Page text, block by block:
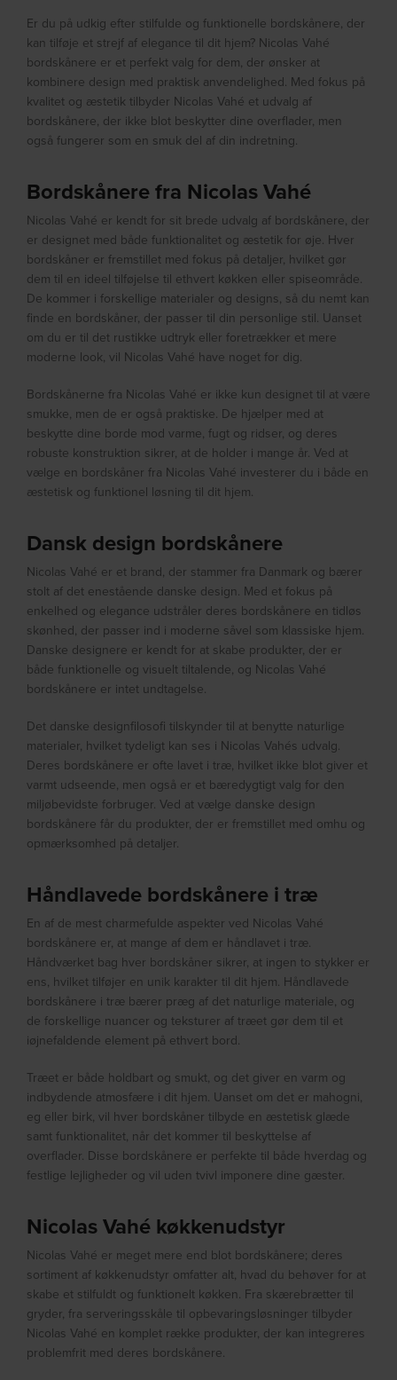
Er du på udkig efter stilfulde og funktionelle bordskånere, der
kan tilføje et strejf af elegance til dit hjem? Nicolas Vahé
bordskånere er et perfekt valg for dem, der ønsker at
kombinere design med praktisk anvendelighed. Med fokus på
kvalitet og æstetik tilbyder Nicolas Vahé et udvalg af
bordskånere, der ikke blot beskytter dine overflader, men
også fungerer som en smuk del af din indretning.
Bordskånere fra Nicolas Vahé
Nicolas Vahé er kendt for sit brede udvalg af bordskånere, der
er designet med både funktionalitet og æstetik for øje. Hver
bordskåner er fremstillet med fokus på detaljer, hvilket gør
dem til en ideel tilføjelse til ethvert køkken eller spiseområde.
De kommer i forskellige materialer og designs, så du nemt kan
finde en bordskåner, der passer til din personlige stil. Uanset
om du er til det rustikke udtryk eller foretrækker et mere
moderne look, vil Nicolas Vahé have noget for dig.
Bordskånerne fra Nicolas Vahé er ikke kun designet til at være
smukke, men de er også praktiske. De hjælper med at
beskytte dine borde mod varme, fugt og ridser, og deres
robuste konstruktion sikrer, at de holder i mange år. Ved at
vælge en bordskåner fra Nicolas Vahé investerer du i både en
æstetisk og funktionel løsning til dit hjem.
Dansk design bordskånere
Nicolas Vahé er et brand, der stammer fra Danmark og bærer
stolt af det enestående danske design. Med et fokus på
enkelhed og elegance udstråler deres bordskånere en tidløs
skønhed, der passer ind i moderne såvel som klassiske hjem.
Danske designere er kendt for at skabe produkter, der er
både funktionelle og visuelt tiltalende, og Nicolas Vahé
bordskånere er intet undtagelse.
Det danske designfilosofi tilskynder til at benytte naturlige
materialer, hvilket tydeligt kan ses i Nicolas Vahés udvalg.
Deres bordskånere er ofte lavet i træ, hvilket ikke blot giver et
varmt udseende, men også er et bæredygtigt valg for den
miljøbevidste forbruger. Ved at vælge danske design
bordskånere får du produkter, der er fremstillet med omhu og
opmærksomhed på detaljer.
Håndlavede bordskånere i træ
En af de mest charmefulde aspekter ved Nicolas Vahé
bordskånere er, at mange af dem er håndlavet i træ.
Håndværket bag hver bordskåner sikrer, at ingen to stykker er
ens, hvilket tilføjer en unik karakter til dit hjem. Håndlavede
bordskånere i træ bærer præg af det naturlige materiale, og
de forskellige nuancer og teksturer af træet gør dem til et
iøjnefaldende element på ethvert bord.
Træet er både holdbart og smukt, og det giver en varm og
indbydende atmosfære i dit hjem. Uanset om det er mahogni,
eg eller birk, vil hver bordskåner tilbyde en æstetisk glæde
samt funktionalitet, når det kommer til beskyttelse af
overflader. Disse bordskånere er perfekte til både hverdag og
festlige lejligheder og vil uden tvivl imponere dine gæster.
Nicolas Vahé køkkenudstyr
Nicolas Vahé er meget mere end blot bordskånere; deres
sortiment af køkkenudstyr omfatter alt, hvad du behøver for at
skabe et stilfuldt og funktionelt køkken. Fra skærebrætter til
gryder, fra serveringsskåle til opbevaringsløsninger tilbyder
Nicolas Vahé en komplet række produkter, der kan integreres
problemfrit med deres bordskånere.